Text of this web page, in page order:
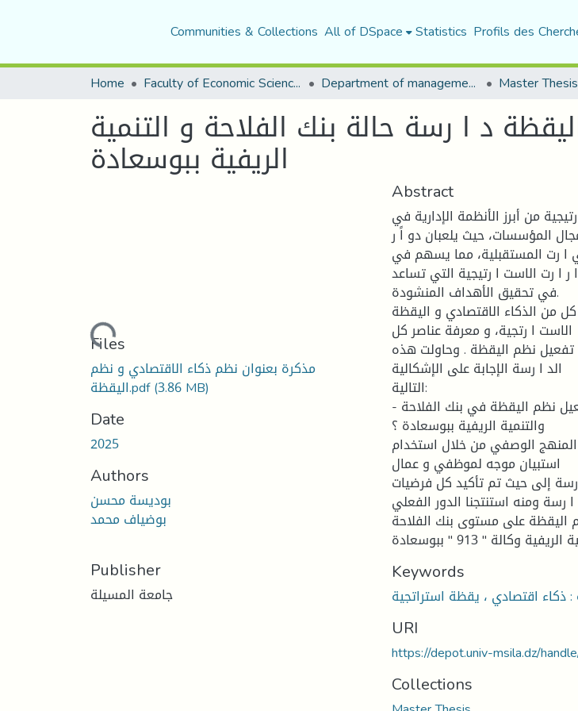
Communities & Collections All of DSpace Statistics Profils des
Home Faculty of Economic Sciences, Commerce and Management Sciences Department of management sciences Master Thesis
د ا رسة حالة بنك الفلاحة و التنمية
الريفية ببوسعادة
Loading...
Files
مذكرة بعنوان نظم ذكاء الاقتصادي و نظم
اليقظة.pdf(3.86 MB)
Date
2025
Authors
بوديسة محسن
بوضياف محمد
Publisher
جامعة المسيلة
Abstract
من أبرز الأنظمة الإدارية في
المؤسسات، حيث يلعبان دو اً ر
ا رت المستقبلية، مما يسهم في
ر ا رت الاست ا رتيجية التي تساعد
في تحقيق الأهداف المنشودة.
من الذكاء الاقتصادي و اليقظة
الاست ا رتجية، و معرفة عناصر كل
تفعيل نظم اليقظة . وحاولت هذه
الد ا رسة الإجابة على الإشكالية
التالية:
- ما مدى تأثير نظم الذكاء الاقتصادي على تفعيل نظم اليقظة في بنك الفلاحة
والتنمية الريفية ببوسعادة ؟
المنهج الوصفي من خلال استخدام
استبيان موجه لموظفي و عمال
رسة إلى حيث تم تأكيد كل فرضيات
ا رسة ومنه استنتجنا الدور الفعلي
اليقظة على مستوى بنك الفلاحة
وكالة " 913 " ببوسعادة
Keywords
: ذكاء اقتصادي ، يقظة استراتجية
URI
https://depot.univ-msila.dz/
Collections